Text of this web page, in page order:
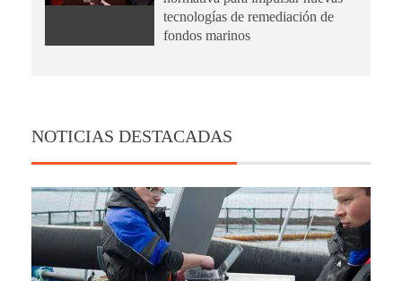
tecnologías de remediación de
fondos marinos
NOTICIAS DESTACADAS